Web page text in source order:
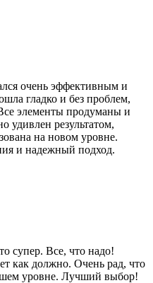
очень эффективным и
гладко и без проблем,
элементы продуманы и
удивлен результатом,
на новом уровне.
и надежный подход.
супер. Все, что надо!
как должно. Очень рад, что
уровне. Лучший выбор!